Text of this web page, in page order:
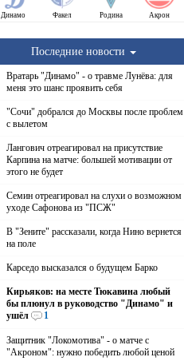
Динамо Факел Родина Акрон
Последние новости
Вратарь "Динамо" - о травме Лунёва: для
меня это шанс проявить себя
"Сочи" добрался до Москвы после проблем
с вылетом
Лангович отреагировал на присутствие
Карпина на матче: большей мотивации от
этого не будет
Семин отреагировал на слухи о возможном
уходе Сафонова из "ПСЖ"
В "Зените" рассказали, когда Нино вернется
на поле
Карседо высказался о будущем Барко
Кирьяков: на месте Тюкавина любый
бы плюнул в руководство "Динамо" и
ушёл
1
Защитник "Локомотива" - о матче с
"Акроном": нужно победить любой ценой